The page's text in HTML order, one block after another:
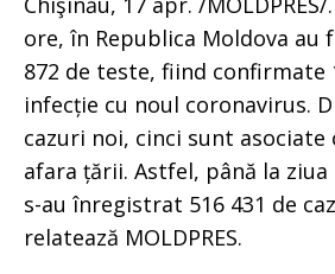
ore, în Republica Moldova au
872 de teste, fiind confirmate
infecție cu noul coronavirus.
cazuri noi, cinci sunt asociate
afara țării. Astfel, până la
s-au înregistrat 516 431 de
relatează MOLDPRES.